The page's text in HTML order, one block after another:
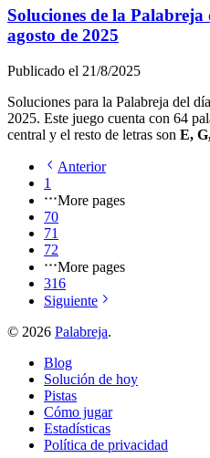
Soluciones de la Palabreja
agosto de 2025
Publicado el 21/8/2025
Soluciones para la Palabreja del día
2025. Este juego cuenta con 64
central y el resto de letras son E,
Anterior
1
More pages
70
71
72
More pages
316
Siguiente
© 2026 Palabreja.
Blog
Solución de hoy
Pistas
Cómo jugar
Estadísticas
Política de privacidad